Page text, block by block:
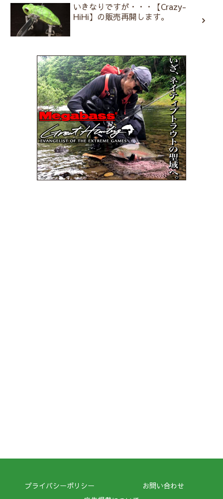
いきなりですが・・・【Crazy-
HiHi】の販売再開します。
プライバシーポリシー
お問い合わせ